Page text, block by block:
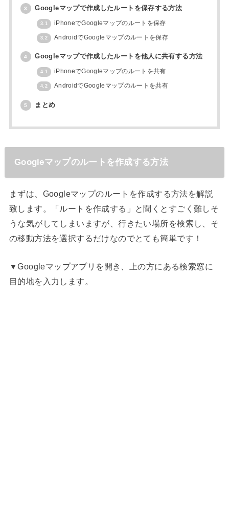
3 Googleマップで作成したルートを保存する方法
3.1 iPhoneでGoogleマップのルートを保存
3.2 AndroidでGoogleマップのルートを保存
4 Googleマップで作成したルートを他人に共有する方法
4.1 iPhoneでGoogleマップのルートを共有
4.2 AndroidでGoogleマップのルートを共有
5 まとめ
Googleマップのルートを作成する方法
まずは、Googleマップのルートを作成する方法を解説
致します。「ルートを作成する」と聞くとすごく難しそ
うな気がしてしまいますが、行きたい場所を検索し、そ
の移動方法を選択するだけなのでとても簡単です！
▼Googleマップアプリを開き、上の方にある検索窓に
目的地を入力します。